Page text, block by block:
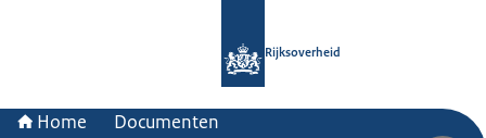
Rijksoverheid
Home Documenten